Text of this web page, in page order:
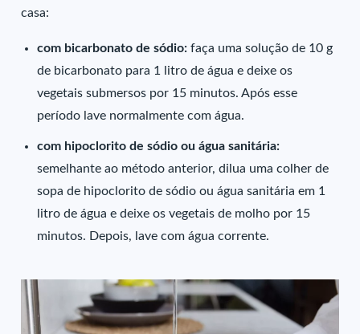
casa:
com bicarbonato de sódio:faça uma solução de 10 g
de bicarbonato para 1 litro de água e deixe os
vegetais submersos por 15 minutos. Após esse
período lave normalmente com água.
com hipoclorito de sódio ou água sanitária:
semelhante ao método anterior, dilua uma colher de
sopa de hipoclorito de sódio ou água sanitária em 1
litro de água e deixe os vegetais de molho por 15
minutos. Depois, lave com água corrente.